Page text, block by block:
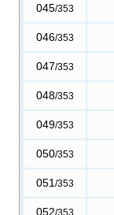
045/353
046/353
047/353
048/353
049/353
050/353
051 /353
052/353